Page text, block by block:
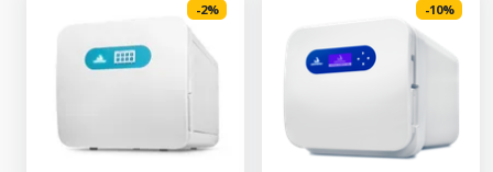
-2% -10%